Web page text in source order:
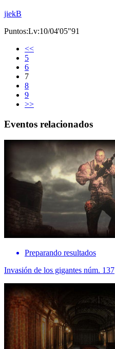
jiekB
Puntos:Lv:10/04'05"91
<<
5
6
7
8
9
>>
Eventos relacionados
Preparando resultados
Invasión de los gigantes núm. 137